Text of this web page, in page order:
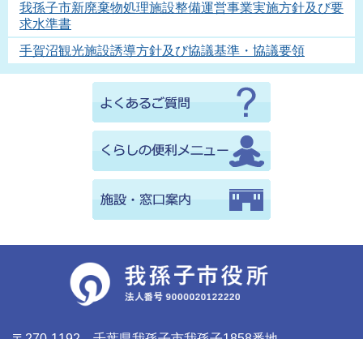
我孫子市新廃棄物処理施設整備運営事業実施方針及び要
求水準書
手賀沼観光施設誘導方針及び協議基準・協議要領